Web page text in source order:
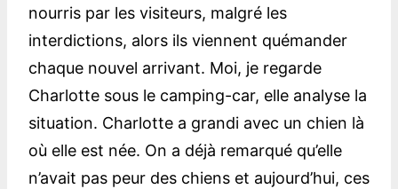
nourris par les visiteurs, malgré les
interdictions, alors ils viennent quémander
chaque nouvel arrivant. Moi, je regarde
Charlotte sous le camping-car, elle analyse la
situation. Charlotte a grandi avec un chien là
où elle est née. On a déjà remarqué qu’elle
n’avait pas peur des chiens et aujourd’hui, ces